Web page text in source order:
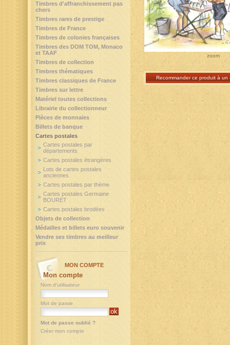
zoom
Recommander ce produit à un
Timbres d'affranchissement pas
chers
Timbres rares de prestige
Timbres de France
Timbres de colonies françaises
Timbres des DOM TOM, Monaco
et TAAF
Timbres de collection
Timbres thématiques
Timbres classiques de France
Timbres sur lettre
Matériel toutes collections
Librairie du collectionneur
Pièces de monnaies
Billets de banque
Cartes postales
Cartes postales par
départements
Cartes postales étrangères
Lots de cartes postales
anciennes
Cartes postales par thème
Cartes postales Germaine
BOURET
Cartes postales brodées
Objets de collection
Médailles et billets euro souvenir
Vendre ses timbres au meilleur
prix
MON COMPTE
Mon compte
Nom d'utilisateur
Mot de passe
Mot de passe oublié ?
Créer mon compte